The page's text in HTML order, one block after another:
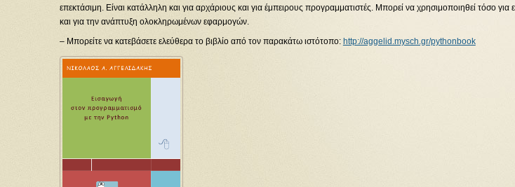
επεκτάσιμη. Είναι κατάλληλη και για αρχάριους και για έμπειρους προγραμματιστές. Μπορεί να χρησιμοποιηθεί τόσο
και για την ανάπτυξη ολοκληρωμένων εφαρμογών.
– Mπορείτε να κατεβάσετε ελεύθερα το βιβλίο από τον παρακάτω ιστότοπο: http://aggelid.mysch.gr/pythonbook